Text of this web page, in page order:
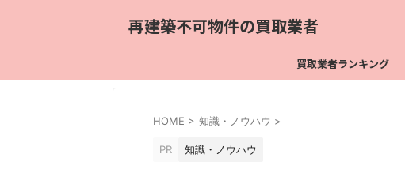
再建築不可物件の買取業者
買取業者ランキング
HOME > 知識・ノウハウ >
PR 知識・ノウハウ